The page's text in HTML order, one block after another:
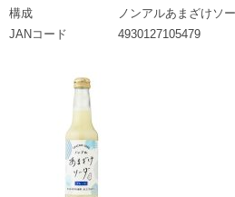
構成
ノンアルあまざけソ
JANコード
4930127105479